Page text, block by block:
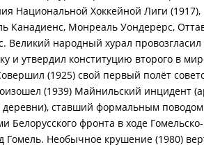
Национальной Хоккейной Лиги
Монреаль Уондерерс,
Великий народный хурал провозгласил
и утвердил конституцию второго в
(1925) свой первый полёт
(1939) Майнильский инцидент
деревни), ставший формальным
Белорусского фронта в ходе
Гомель. Необычное крушение (1980)